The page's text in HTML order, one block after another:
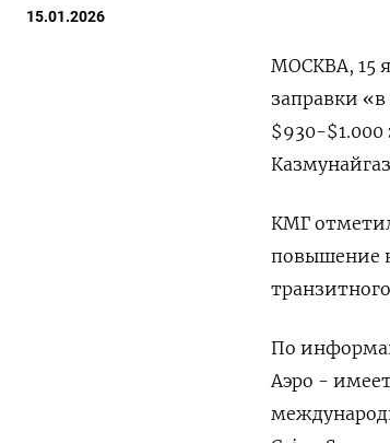
15.01.2026
МОСКВА, 15
заправки
$930-$1.000
КМГ
повышение
По
Аэро -